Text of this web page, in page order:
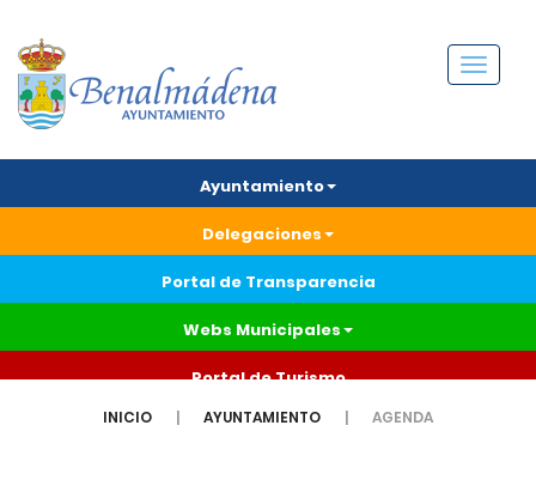
Menú
Ayuntamiento
Delegaciones
Portal de Transparencia
Webs Municipales
Portal de Turismo
INICIO AYUNTAMIENTO AGENDA